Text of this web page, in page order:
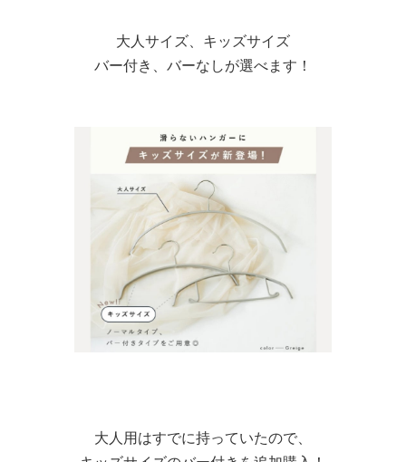
大人サイズ、キッズサイズ
バー付き、バーなしが選べます！
大人用はすでに持っていたので、